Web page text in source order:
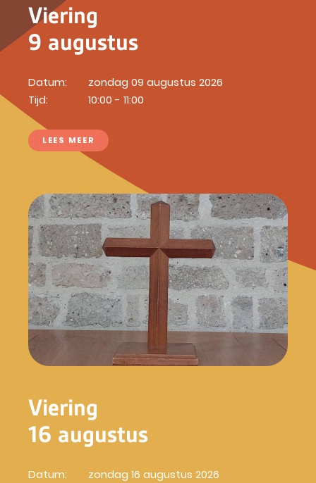
Viering
9 augustus
Datum:
Tijd:
zondag 09 augustus 2026
10:00 - 11:00
LEES MEER
Viering
16 augustus
Datum:
zondag 16 augustus 2026